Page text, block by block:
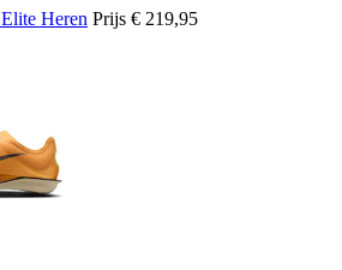
Heren Prijs € 219,95